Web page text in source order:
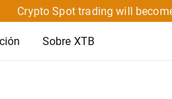
Crypto Spot trading will
Sobre XTB